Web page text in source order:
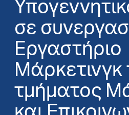
σε
Εργαστήριο
Μάρκετινγκ
τμήματος